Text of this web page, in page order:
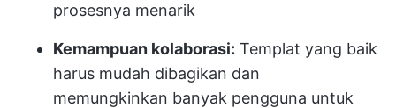
prosesnya menarik
Kemampuan kolaborasi: Templat yang baik
harus mudah dibagikan dan
memungkinkan banyak pengguna untuk